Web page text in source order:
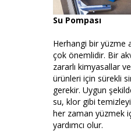
Su Pompası
Herhangi bir yüzme
çok önemlidir. Bir
zararlı kimyasallar
ürünleri için sürekli
gerekir. Uygun
su, klor gibi
her zaman yüzmek
yardımcı olur.